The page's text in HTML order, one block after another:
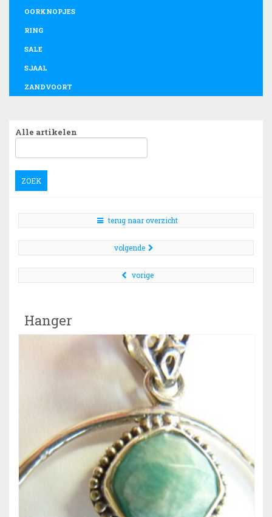
OORKNOPJES
RING
SALE
SJAAL
ZANDVOORT
Alle artikelen
ZOEK
terug naar overzicht
volgende
vorige
Hanger